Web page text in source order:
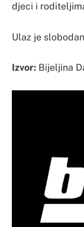
djeci i
Ulaz je
Izvor: Bijeljina